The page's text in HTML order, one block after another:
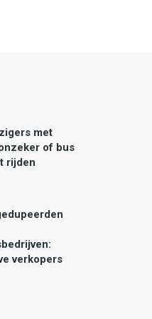
met
of bus
rijden
verkopers